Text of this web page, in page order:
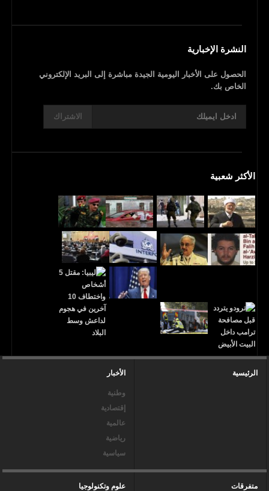
النشرة الإخبارية
الحصول على الأخبار اليومية الجيدة مباشرة إلى البريد الإلكتروني
الخاص بك.
الاشتراك
الأكثر شعبية
الرئيسية الأخبار
وطنية
إقتصادية
عالمية
رياضية
سياسية
متفرقات علوم وتكنولوجيا